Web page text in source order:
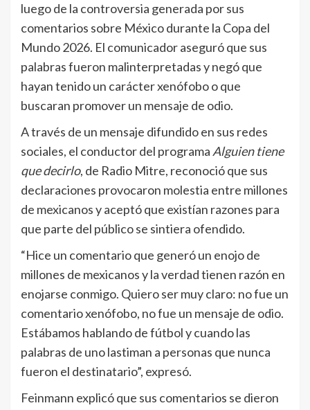
luego de la controversia generada por sus
comentarios sobre México durante la Copa del
Mundo 2026. El comunicador aseguró que sus
palabras fueron malinterpretadas y negó que
hayan tenido un carácter xenófobo o que
buscaran promover un mensaje de odio.
A través de un mensaje difundido en sus redes
sociales, el conductor del programa Alguien tiene
que decirlo, de Radio Mitre, reconoció que sus
declaraciones provocaron molestia entre millones
de mexicanos y aceptó que existían razones para
que parte del público se sintiera ofendido.
“Hice un comentario que generó un enojo de
millones de mexicanos y la verdad tienen razón en
enojarse conmigo. Quiero ser muy claro: no fue un
comentario xenófobo, no fue un mensaje de odio.
Estábamos hablando de fútbol y cuando las
palabras de uno lastiman a personas que nunca
fueron el destinatario”, expresó.
Feinmann explicó que sus comentarios se dieron